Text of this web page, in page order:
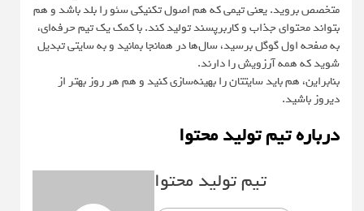
متخصص بروید. یعنی تیمی که هم اصول تکنیکی سئو را بلد باشد و هم
بتواند محتوای جذاب و کاربرپسند تولید کند. با کمک یک تیم حرفه‌ای،
به صفحه اول گوگل برسید، سال‌ها در همانجا بمانید و به سایتی تبدیل
شوید که همه آرزویش را دارند.
بنابراین، هم باید سایتتان را بهینه‌سازی کنید و هم هر روز بهتر از
دیروز باشید.
درباره تیم تولید محتوا
تیم تولید محتوا